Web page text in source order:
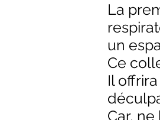
La
un
Ce
Il
Car,